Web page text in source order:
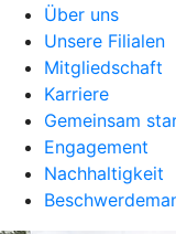
Über uns
Unsere Filialen
Mitgliedschaft
Karriere
Gemeinsam
Engagement
Nachhaltigkeit